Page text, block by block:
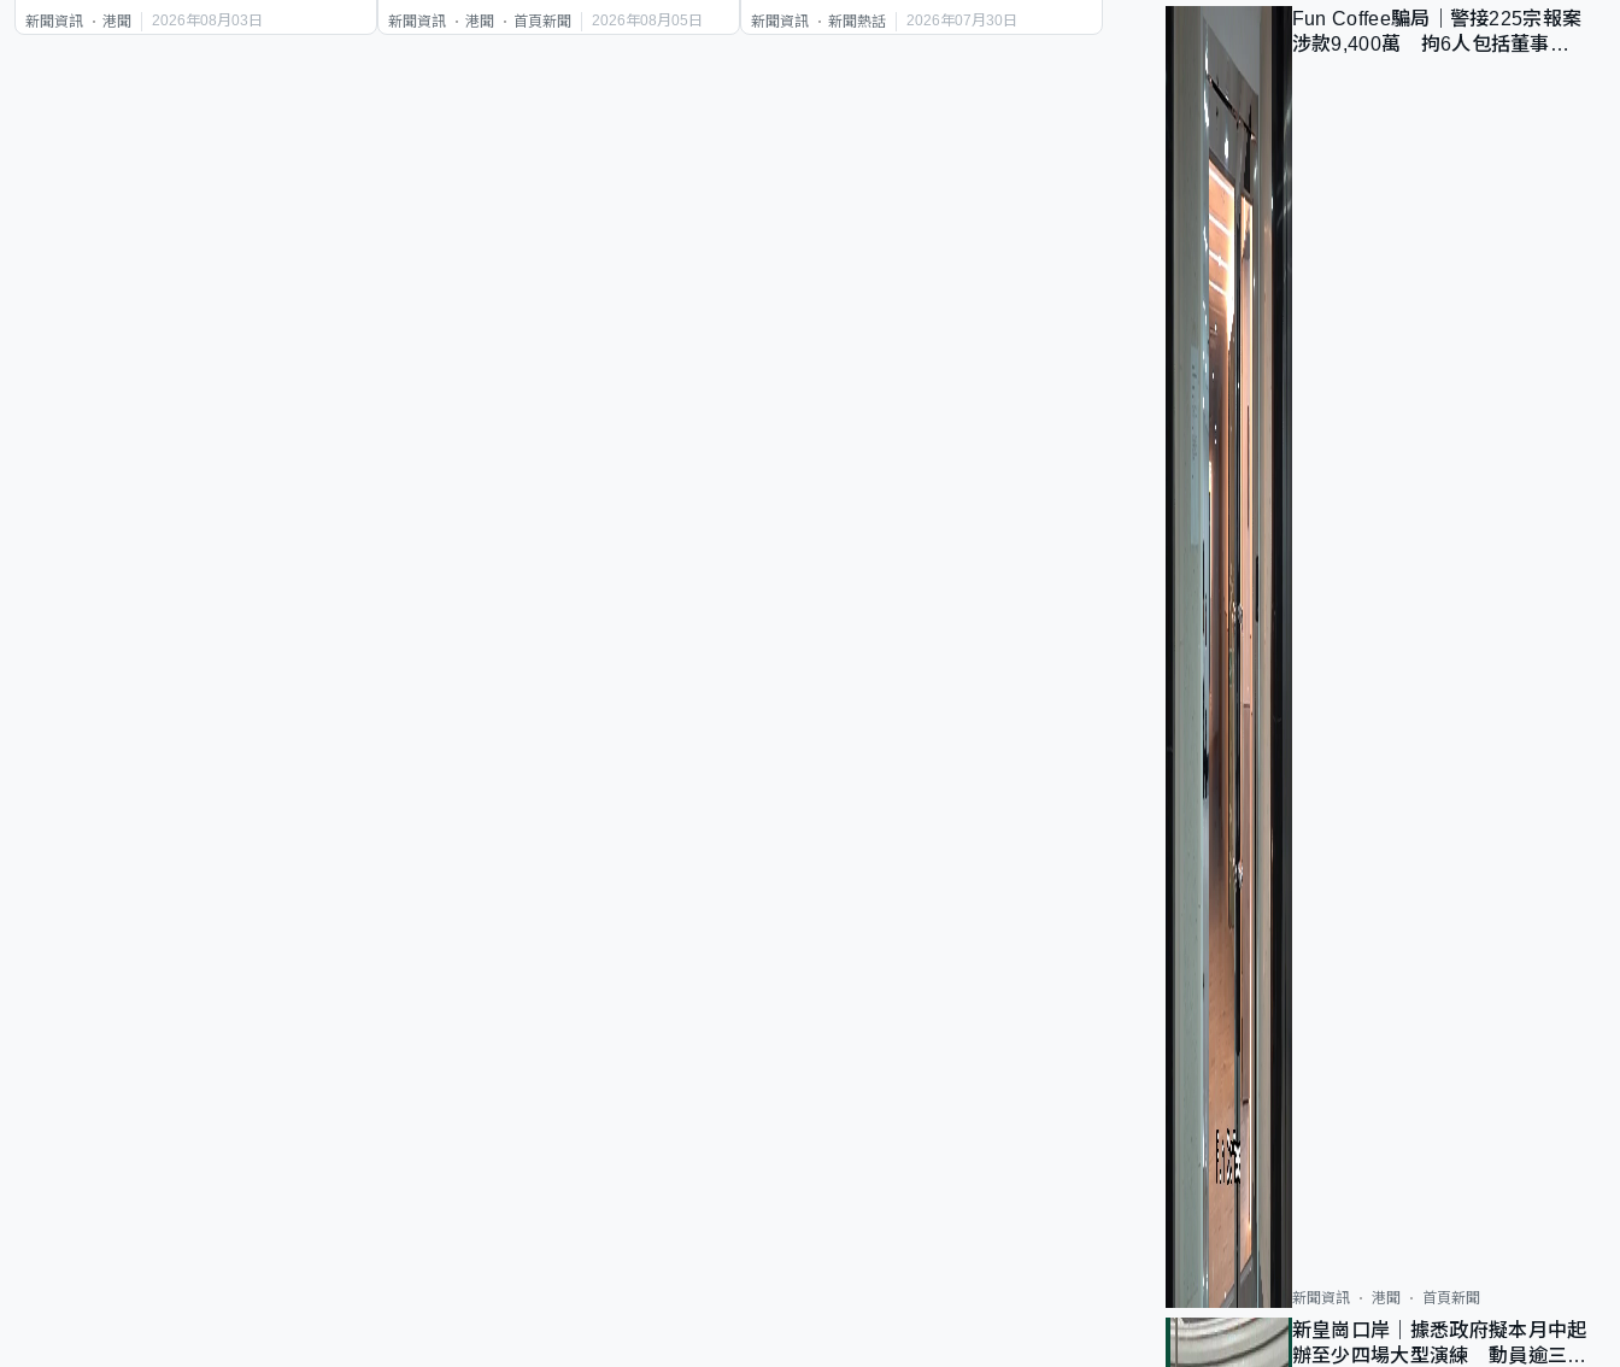
新聞資訊 港聞 2026年08月03日 新聞資訊 港聞 首頁新聞 2026年08月05日 新聞資訊 新聞熱話 2026年07月30日
Fun Coffee騙局｜警接225宗報案
涉款9,400萬 拘6人包括董事股
新聞資訊 港聞 首頁新聞
新皇崗口岸｜據悉政府擬本月中起
辦至少四場大型演練 動員逾三萬